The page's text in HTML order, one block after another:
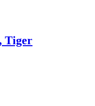
Tiger